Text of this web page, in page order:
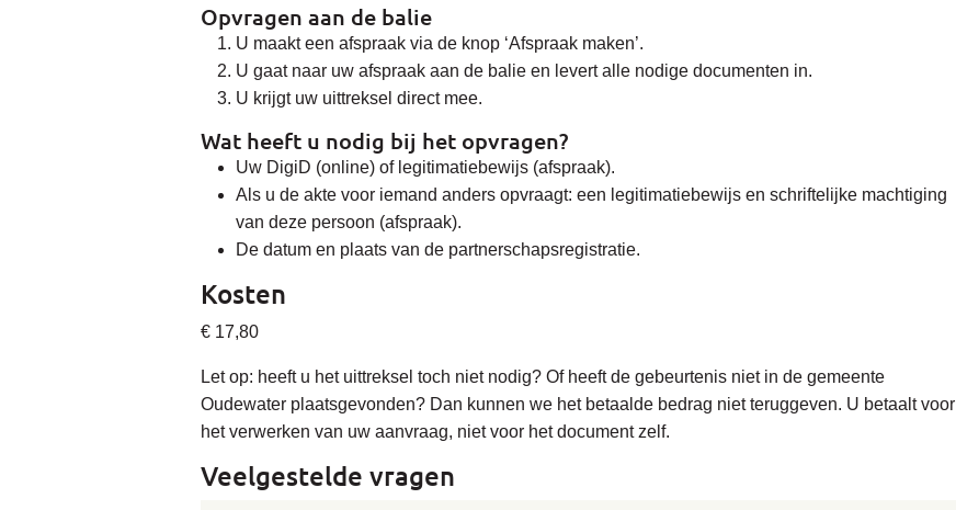
Opvragen aan de balie
U maakt een afspraak via de knop ‘Afspraak maken’.
U gaat naar uw afspraak aan de balie en levert alle nodige documenten in.
U krijgt uw uittreksel direct mee.
Wat heeft u nodig bij het opvragen?
Uw DigiD (online) of legitimatiebewijs (afspraak).
Als u de akte voor iemand anders opvraagt: een legitimatiebewijs en schriftelijke machtiging
van deze persoon (afspraak).
De datum en plaats van de partnerschapsregistratie.
Kosten
€ 17,80
Let op: heeft u het uittreksel toch niet nodig? Of heeft de gebeurtenis niet in de gemeente
Oudewater plaatsgevonden? Dan kunnen we het betaalde bedrag niet teruggeven. U betaalt voor
het verwerken van uw aanvraag, niet voor het document zelf.
Veelgestelde vragen